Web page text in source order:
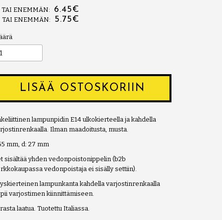
TAI ENEMMÄN: 6.45€
TAI ENEMMÄN: 5.75€
LISÄÄ OSTOSKORIIN
lampunpidin E14 ulkokierteella ja kahdella
Ilman maadoitusta, musta.
mm, d: 27 mm
sisältää yhden vedonpoistonippelin (b2b
vedonpoistaja ei sisälly settiin).
lampunkanta kahdella varjostinrenkaalla
varjostimen kiinnittämiseen.
laatua. Tuotettu Italiassa.